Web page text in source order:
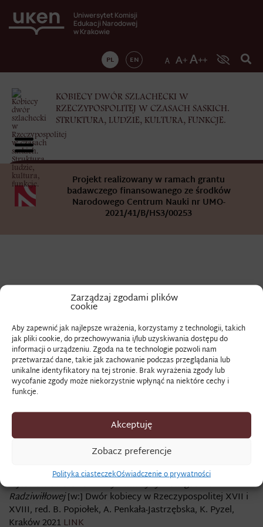
Zarządzaj zgodami plików
cookie
Aby zapewnić jak najlepsze wrażenia, korzystamy z technologii, takich
jak pliki cookie, do przechowywania i/lub uzyskiwania dostępu do
informacji o urządzeniu. Zgoda na te technologie pozwoli nam
przetwarzać dane, takie jak zachowanie podczas przeglądania lub
unikalne identyfikatory na tej stronie. Brak wyrażenia zgody lub
wycofanie zgody może niekorzystnie wpłynąć na niektóre cechy i
funkcje.
Akceptuję
Zobacz preferencje
Polityka ciasteczekOświadczenie o prywatności
Uniwersytet Komisji
Edukacji Narodowej
w Krakowie
PL EN
KOBIECY DWÓR SZLACHECKI W
RZECZYPOSPOLITEJ W CZASACH SASKICH.
STRUKTURA, LUDZIE, KULTURA, FUNKCJE.
Projekt realizowany w ramach grantu
badawczego finansowanego ze środków
Narodowego Centrum Nauki nr UMO-
2021/41/B/HS3/00253
HARAS
Znaczenie terminu:
szorstka, lekka tkanina wełniana
Zapis źródłowy:
AR, dz. XXIX, rkps 29
Zobacz także:
A. Penkała-Jastrzębska,Służba na kobiecym dworze
magnackim. Przyczynek do analizy zagadnienia w świetle
rejestrów dworskich Anny Katarzyny z Sanguszków
Radziwiłłowej[w:] Dwór kobiecy w Rzeczypospolitej XVII i
XVIII, red. B. Popiołek, A. Penkała-Jastrzębska, K. Pyzel,
Kraków 2021 LINK